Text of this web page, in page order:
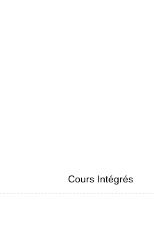
Cours Intégrés